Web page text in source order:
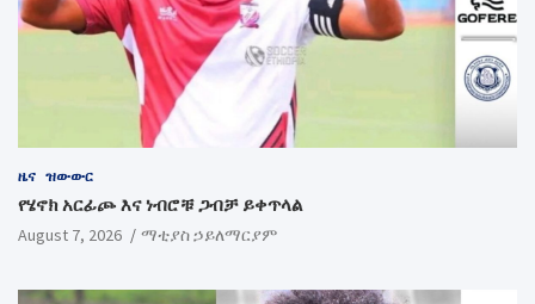
ዜና ዝውውር
የሄኖክ አርፊጮ እና ነብሮቹ ጋብቻ ይቀጥላል
August 7, 2026 ማቲያስ ኃይለማርያም